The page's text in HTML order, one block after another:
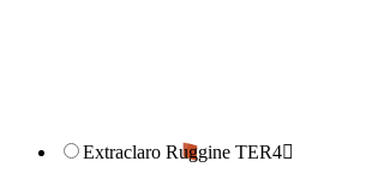
Extraclaro Ruggine TER4